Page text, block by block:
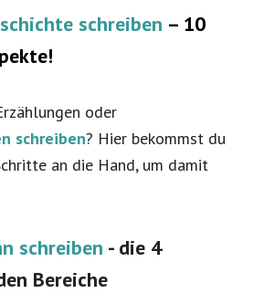
schreiben – 10
oder
schreiben? Hier bekommst du
an die Hand, um damit
schreiben - die 4
Bereiche